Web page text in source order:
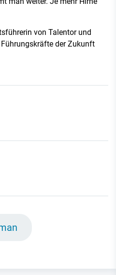
von Talentor und
der Zukunft